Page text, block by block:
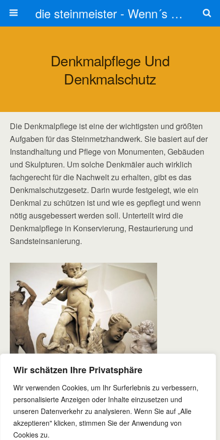
Wir schätzen Ihre Privatsphäre
Wir verwenden Cookies, um Ihr Surferlebnis zu verbessern,
personalisierte Anzeigen oder Inhalte einzusetzen und
unseren Datenverkehr zu analysieren. Wenn Sie auf „Alle
akzeptieren" klicken, stimmen Sie der Anwendung von
Cookies zu.
die steinmeister - Wenn´s um Stein geht stets zum Steinmetz
Denkmalpflege Und
Denkmalschutz
Die Denkmalpflege ist eine der wichtigsten und größten
Aufgaben für das Steinmetzhandwerk. Sie basiert auf der
Instandhaltung und Pflege von Monumenten, Gebäuden
und Skulpturen. Um solche Denkmäler auch wirklich
fachgerecht für die Nachwelt zu erhalten, gibt es das
Denkmalschutzgesetz. Darin wurde festgelegt, wie ein
Denkmal zu schützen ist und wie es gepflegt und wenn
nötig ausgebessert werden soll. Unterteilt wird die
Denkmalpflege in Konservierung, Restaurierung und
Sandsteinsanierung.
Zum Seitenanfang